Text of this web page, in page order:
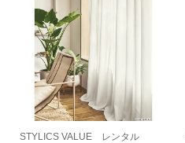
STYLICS VALUE レンタル